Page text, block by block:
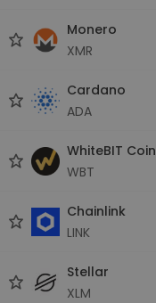
Monero
XMR
Cardano
ADA
WhiteBIT Coin
WBT
Chainlink
LINK
Stellar
XLM